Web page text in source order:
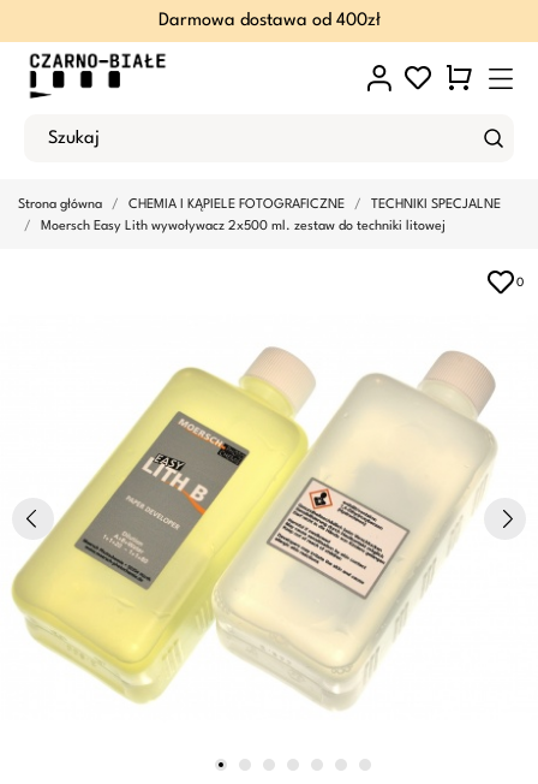
Darmowa dostawa od 400zł
Strona główna CHEMIA I KĄPIELE FOTOGRAFICZNE
TECHNIKI SPECJALNE
Moersch Easy Lith wywoływacz 2x500 ml. zestaw do techniki litowej
0